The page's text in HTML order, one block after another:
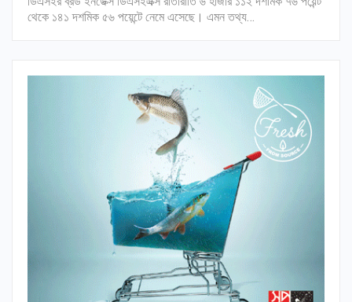
থেকে ১৪১ দশমিক ৫৬ পয়েন্টে নেমে এসেছে। এমন তথ্য…